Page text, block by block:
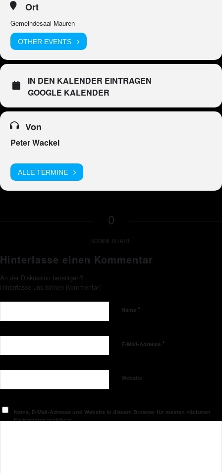
Ort
Gemeindesaal Mauren
OTHER EVENTS
IN DEN KALENDER EINTRAGEN
GOOGLE KALENDER
Von
Peter Wackel
ALLE TERMINE
0
KOMMENTARE
Hinterlasse einen Kommentar
An der Diskussion beteiligen?
Hinterlasse uns deinen Kommentar!
Name *
E-Mail-Adresse *
Website
Name, E-Mail-Adresse und Website in diesem Browser für meinen nächsten
Kommentar speichern.